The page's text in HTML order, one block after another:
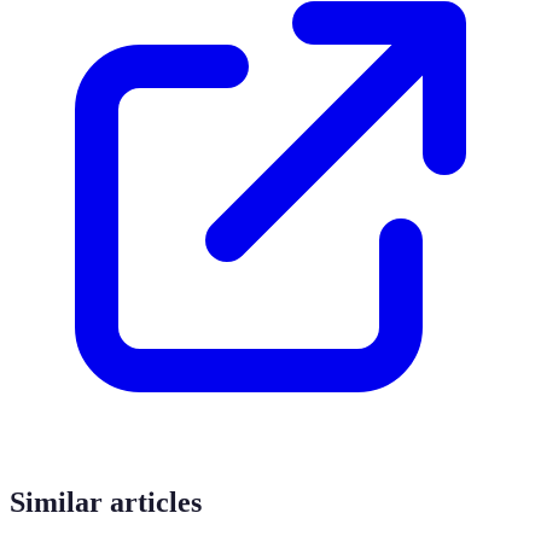
Similar articles